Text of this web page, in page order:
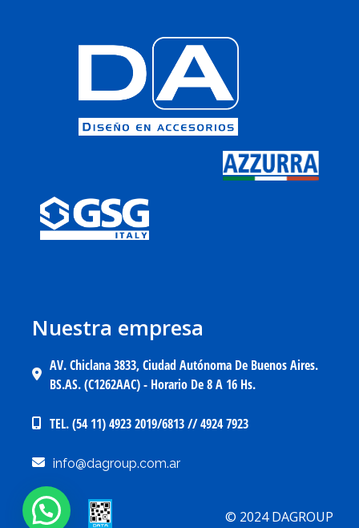
Nuestra empresa
AV. Chiclana 3833, Ciudad Autónoma De Buenos Aires.
BS.AS. (C1262AAC) - Horario De 8 A 16 Hs.
TEL. (54 11) 4923 2019/6813 // 4924 7923
info@dagroup.com.ar
© 2024 DAGROUP